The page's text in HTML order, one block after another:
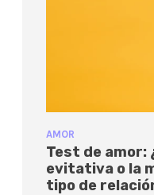
AMOR
Test de amor:
evitativa o la
tipo de